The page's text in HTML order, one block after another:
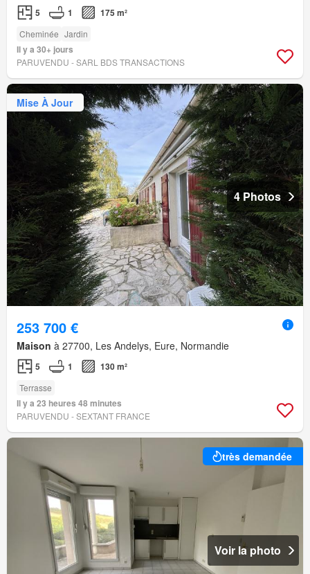
5 1 175 m²
Cheminée Jardin
Il y a 30+ jours
PARUVENDU - SARL BDS TRANSACTIONS
Mise À Jour
4 Photos
253 700 €
Maison à 27700, Les Andelys, Eure, Normandie
5 1 130 m²
Terrasse
Il y a 23 heures 48 minutes
PARUVENDU - SEXTANT FRANCE
très demandée
Voir la photo